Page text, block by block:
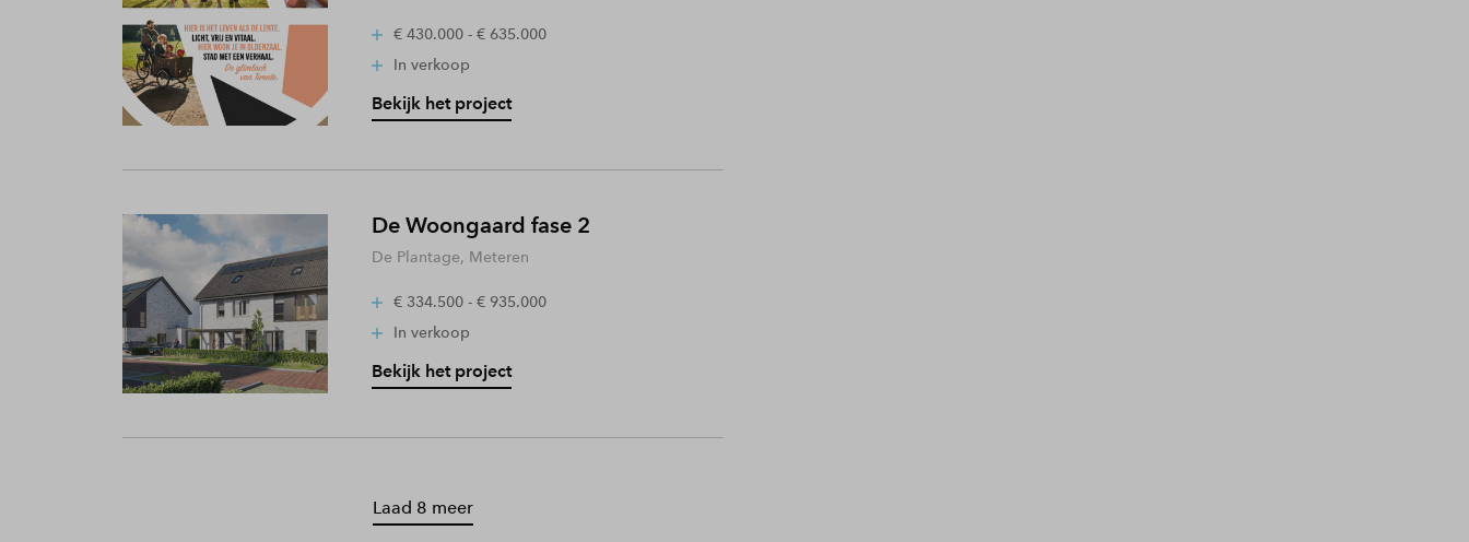
€ 430.000 - € 635.000
In verkoop
Bekijk het project
De Woongaard fase 2
De Plantage, Meteren
€ 334.500 - € 935.000
In verkoop
Bekijk het project
Laad 8 meer